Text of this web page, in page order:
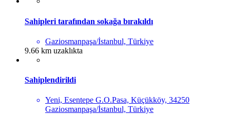
Sahipleri tarafından sokağa bırakıldı
Gaziosmanpaşa/İstanbul, Türkiye
9.66 km uzaklıkta
Sahiplendirildi
Yeni, Esentepe G.O.Pasa, Küçükköy, 34250
Gaziosmanpaşa/İstanbul, Türkiye